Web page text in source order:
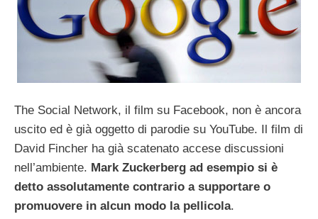
The Social Network, il film su Facebook, non è ancora
uscito ed è già oggetto di parodie su YouTube. Il film di
David Fincher ha già scatenato accese discussioni
nell’ambiente. Mark Zuckerberg ad esempio si è
detto assolutamente contrario a supportare o
promuovere in alcun modo la pellicola.